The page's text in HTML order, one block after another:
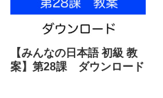
【みんなの日本語 初級 教
案】第28課 ダウンロード